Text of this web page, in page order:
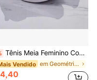
Tênis Meia Feminino Confortável – Leve Macio e Respirável, Perfeito Para o Dia a Dia Com Estilo.
Vendido em Geométrico Calçado Desportivo Feminino